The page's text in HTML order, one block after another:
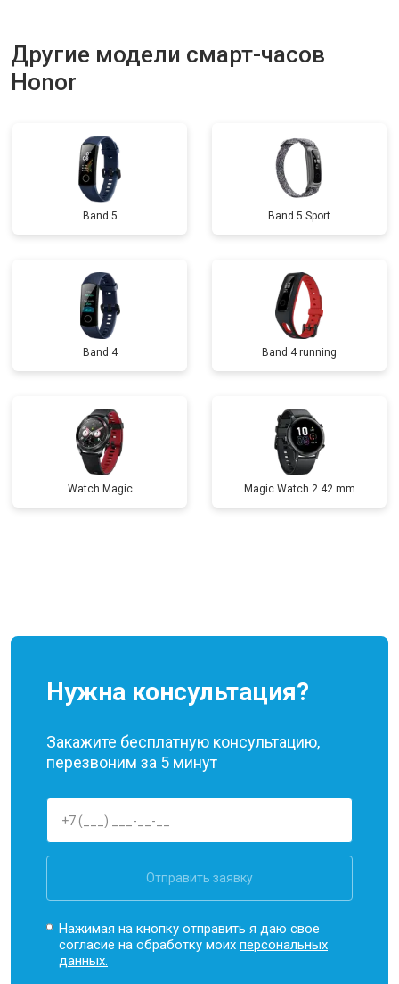
Другие модели смарт-часов
Honor
Band 5 Band 5 Sport
Band 4 Band 4 running
Watch Magic Magic Watch 2 42 mm
Нужна консультация?
Закажите бесплатную консультацию,
перезвоним за 5 минут
Отправить заявку
Нажимая на кнопку отправить я даю свое
согласие на обработку моихперсональных
данных.